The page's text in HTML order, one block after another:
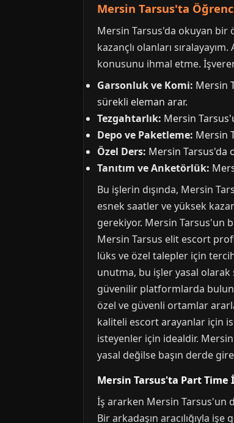
Mersin Tarsus'ta
Mersin Tarsus'da okuyan bir
kazançlı olanları
konusunu ihmal etme.
Garsonluk ve Komi: Mersin
sürekli eleman arar.
Tezgahtarlık: Mersin
Depo ve Paketleme: Mersin
Özel Ders: Mersin Tarsus'da
Tanıtım ve Anketörlük:
Bu işlerin dışında, Mersin
esnek saatler ve yüksek
gerekiyor. Mersin Tarsus'un
Mersin Tarsus elit escort
lüks ve özel talepler için
unutma, bu işler yasal olarak
güvenilir platformlarda
özel ve güvenli ortamlar
kaliteli escort arayanlar için
isteyenler için idealdir.
yasal değilse başın derde
Mersin Tarsus'ta Part
İş ararken Mersin Tarsus'un
Bir arkadaşın aracılığıyla